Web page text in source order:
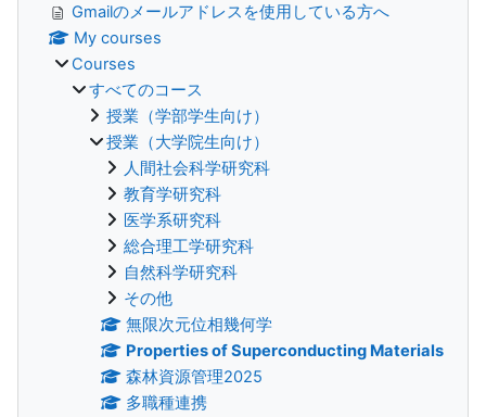
Gmailのメールアドレスを使用している方へ
My courses
Courses
すべてのコース
授業（学部学生向け）
授業（大学院生向け）
人間社会科学研究科
教育学研究科
医学系研究科
総合理工学研究科
自然科学研究科
その他
無限次元位相幾何学
Properties of Superconducting Materials
森林資源管理2025
多職種連携